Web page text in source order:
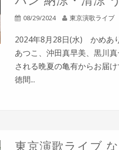
08/29/2024 東京演歌ライブ
2024年8月28日(水) かめあ
あつこ、沖田真早美、黒川
される晩夏の亀有からお届
徳間...
東京演歌ライブ